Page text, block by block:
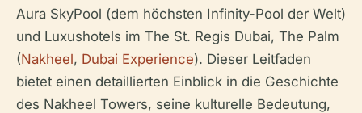
Aura SkyPool (dem höchsten Infinity-Pool der Welt)
und Luxushotels im The St. Regis Dubai, The Palm
(Nakheel, Dubai Experience). Dieser Leitfaden
bietet einen detaillierten Einblick in die Geschichte
des Nakheel Towers, seine kulturelle Bedeutung,